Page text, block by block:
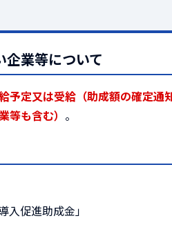
業等について
予定又は受給（助成額の確定通
も含む） 。
促進助成金」